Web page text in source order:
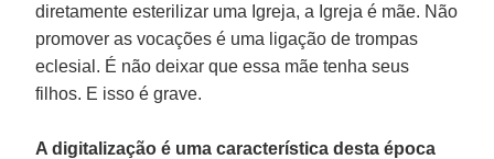
diretamente esterilizar uma Igreja, a Igreja é mãe. Não
promover as vocações é uma ligação de trompas
eclesial. É não deixar que essa mãe tenha seus
filhos. E isso é grave.
A digitalização é uma característica desta época